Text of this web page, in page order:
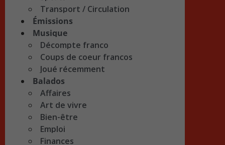
Transport / Circulation
Émissions
Musique
Décompte franco
Coups de coeur francos
Joué récemment
Balados
Affaires
Art de vivre
Bien-être
Emploi
Finances